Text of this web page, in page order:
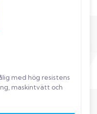
med hög resistens
maskintvätt och